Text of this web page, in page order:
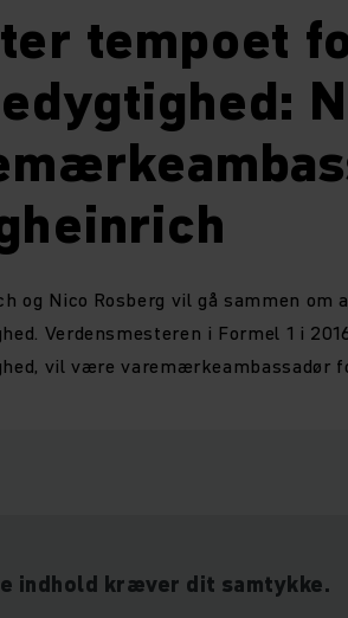
tempoet
og Nico Rosberg vil gå sammen
Verdensmesteren i Formel 1 i
vil være varemærkeambassadør
indhold kræver dit samtykke.